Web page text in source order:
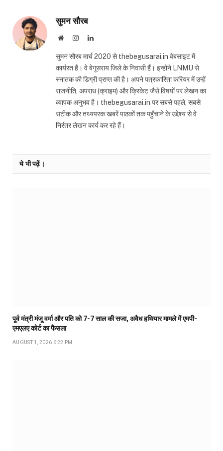
सुमन सौरब
WebsiteInstagramLinkedIn
सुमन सौरब मार्च 2020 से thebegusarai.in वेबसाइट में
कार्यरत हैं। वे बेगूसराय जिले के निवासी हैं। इन्होंने LNMU से
स्नातक की डिग्री प्राप्त की है। अपने पत्रकारिता करियर में उन्हें
राजनीति, अपराध (क्राइम) और क्रिकेट जैसे विषयों पर लेखन का
व्यापक अनुभव है। thebegusarai.in पर सबसे पहले, सबसे
सटीक और तथ्यपरक खबरें पाठकों तक पहुँचाने के उद्देश्य से वे
निरंतर लेखन कार्य कर रहे हैं।
ये भी पढ़ें।
पूर्व मंत्री मंजू वर्मा और पति को 7-7 साल की सजा, अवैध हथियार मामले में एमपी-
एमएलए कोर्ट का फैसला
AUGUST 1, 2026 6:22 PM